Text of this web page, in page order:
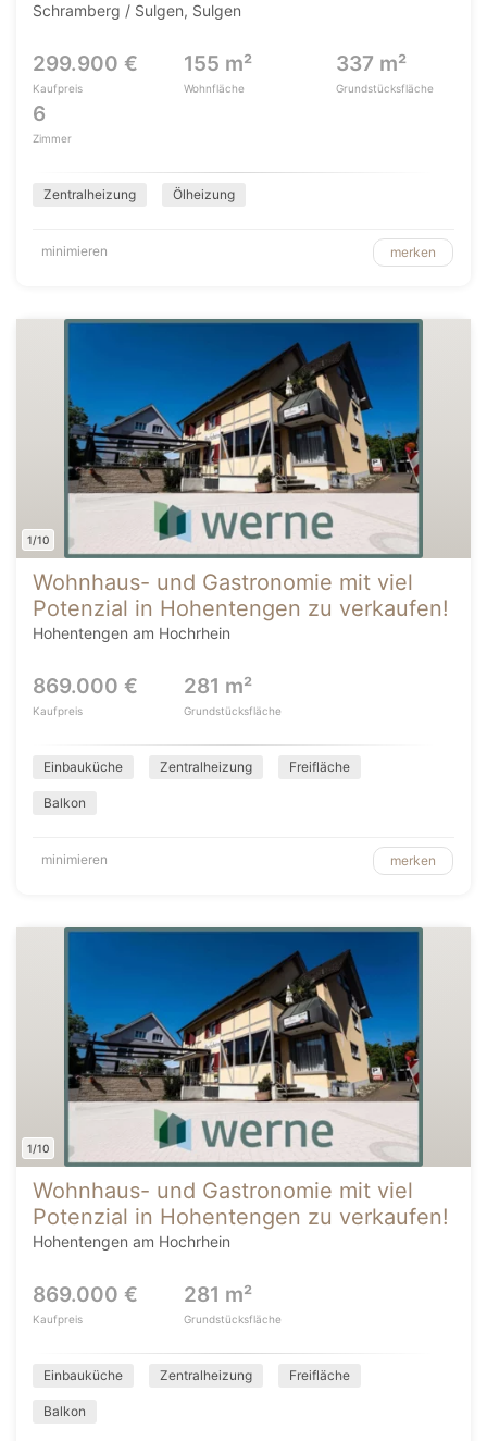
Schramberg / Sulgen, Sulgen
299.900 €
Kaufpreis
155 m²
Wohnfläche
337 m²
Grundstücksfläche
6
Zimmer
Zentralheizung Ölheizung
minimieren merken
1/10
Wohnhaus- und Gastronomie mit viel
Potenzial in Hohentengen zu verkaufen!
Hohentengen am Hochrhein
869.000 €
Kaufpreis
281 m²
Grundstücksfläche
Einbauküche Zentralheizung Freifläche
Balkon
minimieren merken
1/10
Wohnhaus- und Gastronomie mit viel
Potenzial in Hohentengen zu verkaufen!
Hohentengen am Hochrhein
869.000 €
Kaufpreis
281 m²
Grundstücksfläche
Einbauküche Zentralheizung Freifläche
Balkon